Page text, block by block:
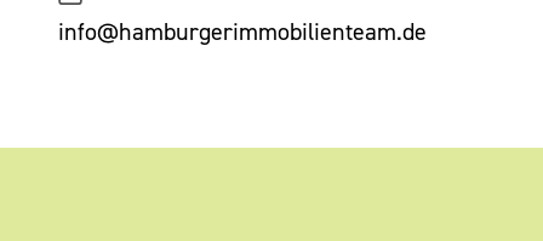
info@hamburgerimmobilienteam.de